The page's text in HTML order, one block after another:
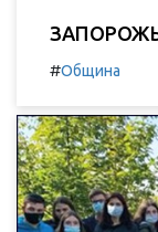
#Община